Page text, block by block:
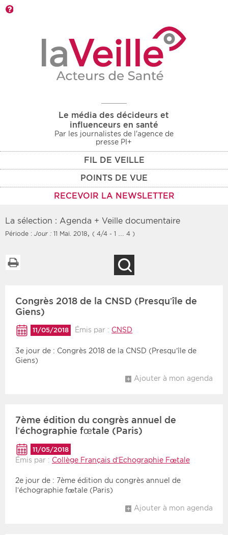
Le média des décideurs et
influenceurs en santé
Par les journalistes de l'agence de
presse PI+
FIL DE VEILLE
POINTS DE VUE
RECEVOIR LA NEWSLETTER
Rendez-vous des 7
prochains jours
Communiqués des 10
derniers jours
Recherche par mots clés
Type d'information
Rendez-vous
Les deux
Protection sociale
Sanitaire
Médico-social
Choisir une zone
Période
Choisir une date de fin
Tri
Chronologique
La sélection : Agenda + Veille documentaire
Période : Jour : 11 Mai. 2018, ( 4/4 - 1 … 4 )
Congrès 2018 de la CNSD (Presqu’île de
Giens)
11/05/2018 Émis par : CNSD
3e jour de : Congrès 2018 de la CNSD (Presqu’île de
Giens)
Ajouter à mon agenda
7ème édition du congrès annuel de
l’échographie fœtale (Paris)
11/05/2018
Émis par : Collège Français d’Echographie Fœtale
2e jour de : 7ème édition du congrès annuel de
l’échographie fœtale (Paris)
Ajouter à mon agenda